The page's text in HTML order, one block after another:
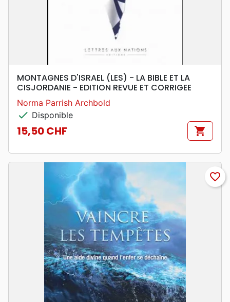
MONTAGNES D'ISRAEL (LES) - LA BIBLE ET LA
CISJORDANIE - EDITION REVUE ET CORRIGEE
Norma Parrish Archbold
check Disponible
Prix
15,50 CHF shopping_cart
favorite_border